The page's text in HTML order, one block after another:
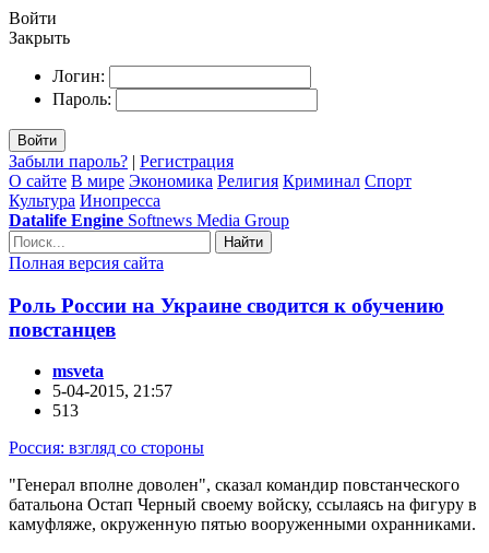
Войти
Закрыть
Логин:
Пароль:
Войти
Забыли пароль? | Регистрация
О сайте В мире Экономика Религия Криминал Спорт
Культура Инопресса
Datalife Engine Softnews Media Group
Найти
Полная версия сайта
Роль России на Украине сводится к обучению
повстанцев
msveta
5-04-2015, 21:57
513
Россия: взгляд со стороны
"Генерал вполне доволен", сказал командир повстанческого
батальона Остап Черный своему войску, ссылаясь на фигуру в
камуфляже, окруженную пятью вооруженными охранниками.